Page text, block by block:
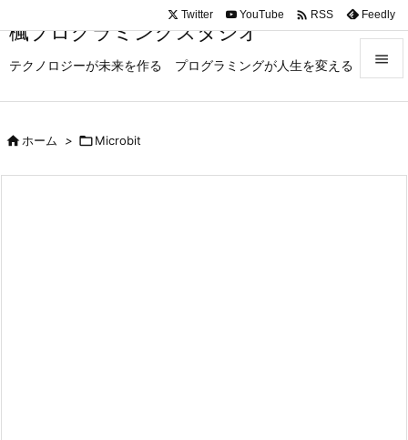
楓プログラミングスタジオ
テクノロジーが未来を作る プログラミングが人生を変える 

Twitter YouTube  RSS Feedly
ホーム > Microbit